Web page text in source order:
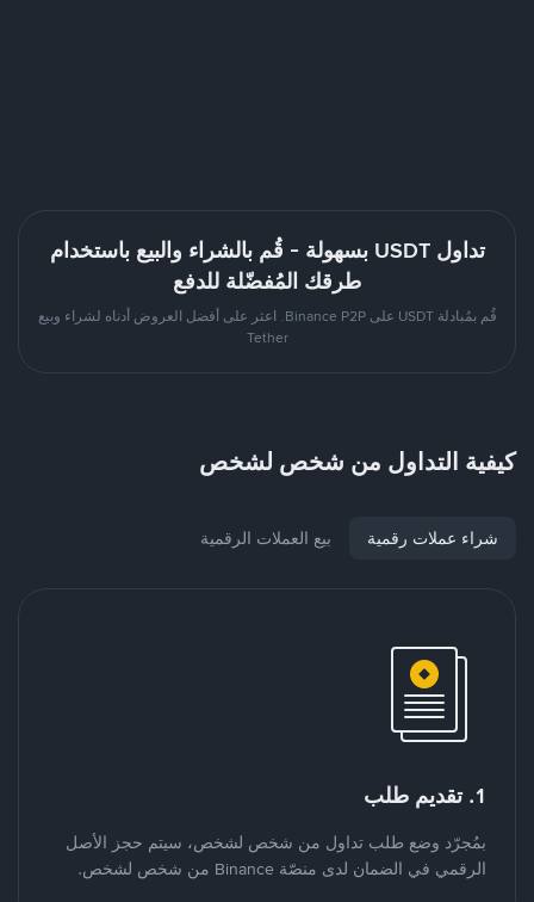
تداول USDT بسهولة - قُم بالشراء والبيع باستخدام
طرقك المُفضّلة للدفع
قُم بمُبادلة USDT على Binance P2P. اعثر على أفضل العروض أدناه لشراء وبيع
Tether
كيفية التداول من شخص لشخص
شراء عملات رقمية بيع العملات الرقمية
1. تقديم طلب
بمُجرّد وضع طلب تداول من شخص لشخص، سيتم حجز الأصل
الرقمي في الضمان لدى منصّة Binance من شخص لشخص.